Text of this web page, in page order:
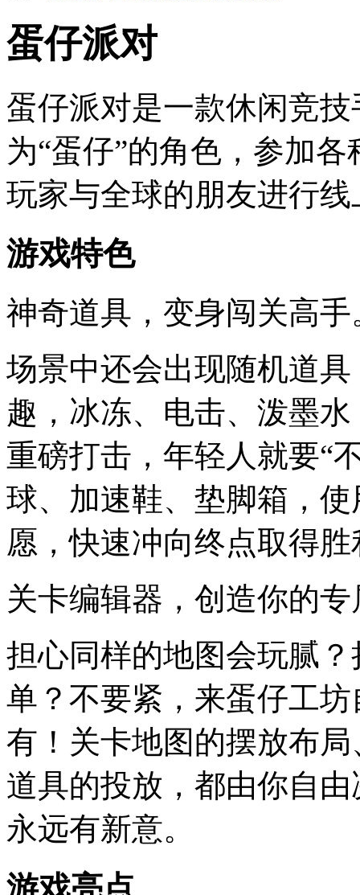
蛋仔派对
蛋仔派对是一款休闲竞
为“蛋仔”的角色，参加
玩家与全球的朋友进行
游戏特色
神奇道具，变身闯关高手
场景中还会出现随机道
趣，冰冻、电击、泼墨
重磅打击，年轻人就要“
球、加速鞋、垫脚箱，
愿，快速冲向终点取得胜
关卡编辑器，创造你的
担心同样的地图会玩腻
单？不要紧，来蛋仔工
有！关卡地图的摆放布
道具的投放，都由你自
永远有新意。
游戏亮点